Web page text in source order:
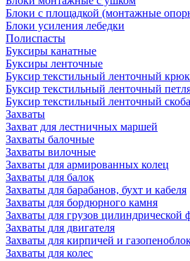
Блоки с площадкой (монтажные
Блоки усиления лебедки
Полиспасты
Буксиры канатные
Буксиры ленточные
Буксир текстильный ленточный
Буксир текстильный ленточный
Буксир текстильный ленточный
Захваты
Захват для лестничных маршей
Захваты балочные
Захваты вилочные
Захваты для армированных колец
Захваты для балок
Захваты для барабанов, бухт и кабеля
Захваты для бордюрного камня
Захваты для грузов цилиндрической
Захваты для двигателя
Захваты для кирпичей и
Захваты для колес